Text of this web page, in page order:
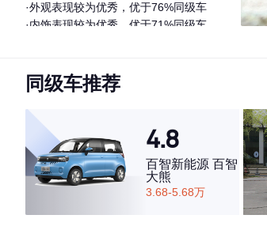
·外观表现较为优秀，优于76%同级车
·内饰表现较为优秀，优于71%同级车
同级车推荐
4.8
百智新能源 百智
大熊
3.68-5.68万